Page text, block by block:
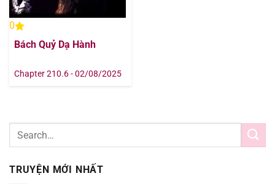
0
Bách Quỷ Dạ Hành
Chapter 210.6 - 02/08/2025
TRUYỆN MỚI NHẤT